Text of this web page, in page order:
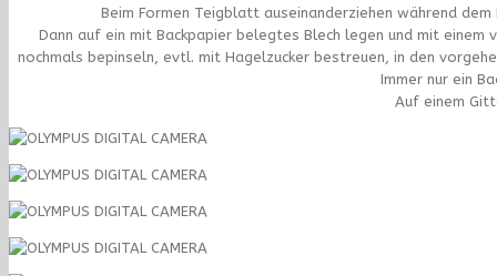
Beim Formen Teigblatt auseinanderziehen während
Dann auf ein mit Backpapier belegtes Blech legen und mit
nochmals bepinseln, evtl. mit Hagelzucker bestreuen, in den
Immer nur ein
Auf einem